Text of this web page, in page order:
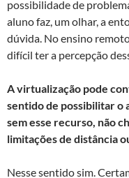
possibilidade de
aluno faz, um olhar, a
dúvida. No ensino
difícil ter a percepção
A virtualização pode
sentido de possibilitar o
sem esse recurso, não
limitações de distância
Nesse sentido sim.